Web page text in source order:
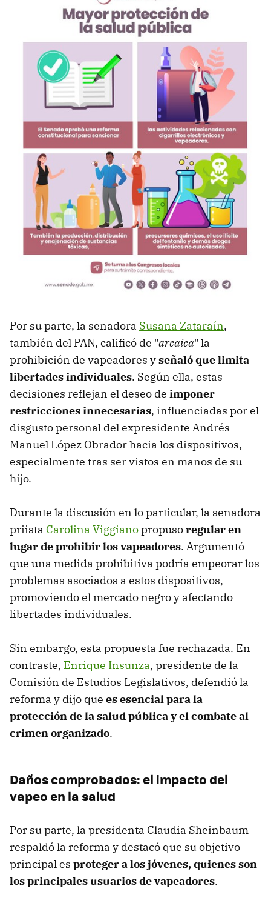
Por su parte, la senadora Susana Zataraín,
también del PAN, calificó de "arcaica" la
prohibición de vapeadores yseñaló que limita
libertades individuales. Según ella, estas
decisiones reflejan el deseo de imponer
restricciones innecesarias, influenciadas por el
disgusto personal del expresidente Andrés
Manuel López Obrador hacia los dispositivos,
especialmente tras ser vistos en manos de su
hijo.
Durante la discusión en lo particular, la senadora
priista Carolina Viggianopropusoregular en
lugar de prohibir los vapeadores. Argumentó
que una medida prohibitiva podría empeorar los
problemas asociados a estos dispositivos,
promoviendo el mercado negro y afectando
libertades individuales.
Sin embargo, esta propuesta fue rechazada. En
contraste, Enrique Insunza, presidente de la
Comisión de Estudios Legislativos, defendió la
reforma y dijo que es esencial para la
protección de la salud pública y el combate al
crimen organizado.
Daños comprobados: el impacto del
vapeo en la salud
Por su parte, la presidenta Claudia Sheinbaum
respaldó la reforma y destacó que su objetivo
principal es proteger a los jóvenes, quienes son
los principales usuarios de vapeadores.